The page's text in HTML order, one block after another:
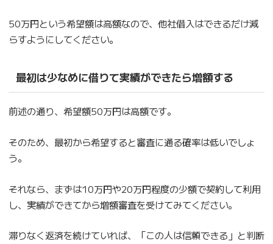
50万円という希望額は高額なので、他社借入はできるだけ減
らすようにしてください。
最初は少なめに借りて実績ができたら増額する
前述の通り、希望額50万円は高額です。
そのため、最初から希望すると審査に通る確率は低いでしょ
う。
それなら、まずは10万円や20万円程度の少額で契約して利用
し、実績ができてから増額審査を受けてみてください。
滞りなく返済を続けていれば、「この人は信頼できる」と判断